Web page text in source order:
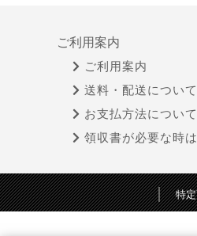
ご利用案内
ご利用案内
送料・配送について
お支払方法について
領収書が必要な時は
特